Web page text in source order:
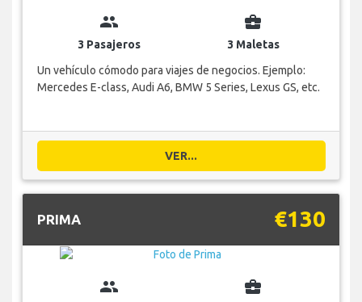
group
3 Pasajeros
business_center
3 Maletas
Un vehículo cómodo para viajes de negocios. Ejemplo:
Mercedes E-class, Audi A6, BMW 5 Series, Lexus GS, etc.
VER...
PRIMA €130
group business_center